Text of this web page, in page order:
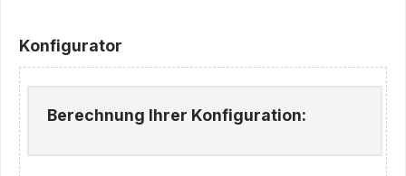
Konfigurator
Berechnung Ihrer Konfiguration: